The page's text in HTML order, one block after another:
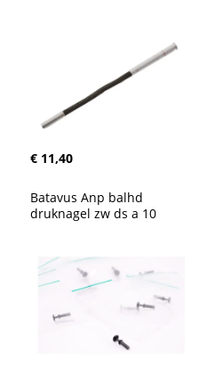
€ 11,40
Batavus Anp balhd
druknagel zw ds a 10